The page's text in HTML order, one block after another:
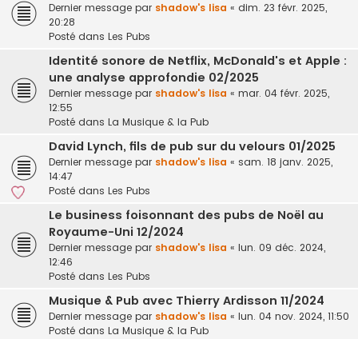
Dernier message par shadow's lisa « dim. 23 févr. 2025,
20:28
Posté dans Les Pubs
Identité sonore de Netflix, McDonald's et Apple :
une analyse approfondie 02/2025
Dernier message par shadow's lisa « mar. 04 févr. 2025,
12:55
Posté dans La Musique & la Pub
David Lynch, fils de pub sur du velours 01/2025
Dernier message par shadow's lisa « sam. 18 janv. 2025,
14:47
Posté dans Les Pubs
Le business foisonnant des pubs de Noël au
Royaume-Uni 12/2024
Dernier message par shadow's lisa « lun. 09 déc. 2024,
12:46
Posté dans Les Pubs
Musique & Pub avec Thierry Ardisson 11/2024
Dernier message par shadow's lisa « lun. 04 nov. 2024, 11:50
Posté dans La Musique & la Pub